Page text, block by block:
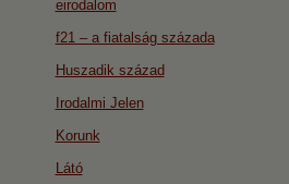
eirodalom
f21 – a fiatalság százada
Huszadik század
Irodalmi Jelen
Korunk
Látó